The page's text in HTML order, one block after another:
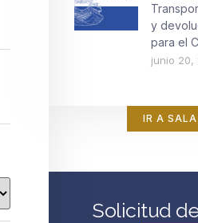
y
para el
junio 20,
IR A SALA
Solicitud